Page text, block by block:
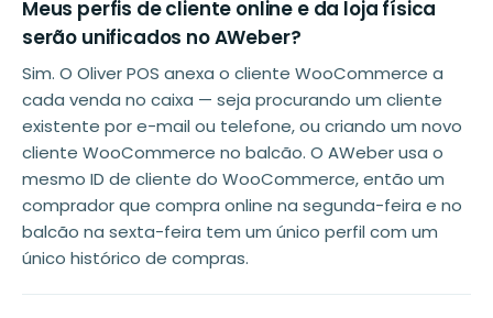
Meus perfis de cliente online e da loja física
serão unificados no AWeber?
Sim. O Oliver POS anexa o cliente WooCommerce a
cada venda no caixa — seja procurando um cliente
existente por e-mail ou telefone, ou criando um novo
cliente WooCommerce no balcão. O AWeber usa o
mesmo ID de cliente do WooCommerce, então um
comprador que compra online na segunda-feira e no
balcão na sexta-feira tem um único perfil com um
único histórico de compras.